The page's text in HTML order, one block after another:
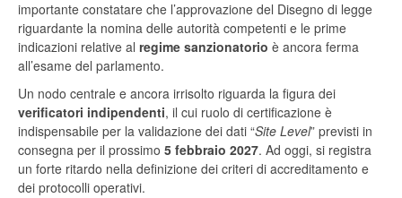
importante constatare che l’approvazione del Disegno di legge
riguardante la nomina delle autorità competenti e le prime
indicazioni relative al regime sanzionatorio è ancora ferma
all’esame del parlamento.
Un nodo centrale e ancora irrisolto riguarda la figura dei
verificatori indipendenti, il cui ruolo di certificazione è
indispensabile per la validazione dei dati “Site Level” previsti in
consegna per il prossimo 5 febbraio 2027. Ad oggi, si registra
un forte ritardo nella definizione dei criteri di accreditamento e
dei protocolli operativi.